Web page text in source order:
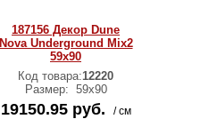
187156 Декор Dune
Nova Underground Mix2
59x90
Код товара:12220
Размер: 59x90
19150.95 руб. / см